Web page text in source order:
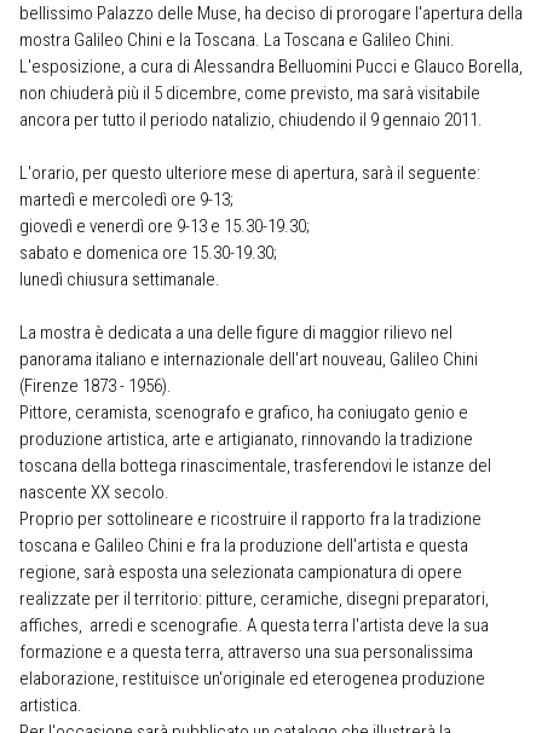
bellissimo Palazzo delle Muse, ha deciso di prorogare l'apertura della
mostra Galileo Chini e la Toscana. La Toscana e Galileo Chini.
L'esposizione, a cura di Alessandra Belluomini Pucci e Glauco Borella,
non chiuderà più il 5 dicembre, come previsto, ma sarà visitabile
ancora per tutto il periodo natalizio, chiudendo il 9 gennaio 2011.
L'orario, per questo ulteriore mese di apertura, sarà il seguente:
martedì e mercoledì ore 9-13;
giovedì e venerdì ore 9-13 e 15.30-19.30;
sabato e domenica ore 15.30-19.30;
lunedì chiusura settimanale.
La mostra è dedicata a una delle figure di maggior rilievo nel
panorama italiano e internazionale dell'art nouveau, Galileo Chini
(Firenze 1873 - 1956).
Pittore, ceramista, scenografo e grafico, ha coniugato genio e
produzione artistica, arte e artigianato, rinnovando la tradizione
toscana della bottega rinascimentale, trasferendovi le istanze del
nascente XX secolo.
Proprio per sottolineare e ricostruire il rapporto fra la tradizione
toscana e Galileo Chini e fra la produzione dell'artista e questa
regione, sarà esposta una selezionata campionatura di opere
realizzate per il territorio: pitture, ceramiche, disegni preparatori,
affiches, arredi e scenografie. A questa terra l'artista deve la sua
formazione e a questa terra, attraverso una sua personalissima
elaborazione, restituisce un'originale ed eterogenea produzione
artistica.